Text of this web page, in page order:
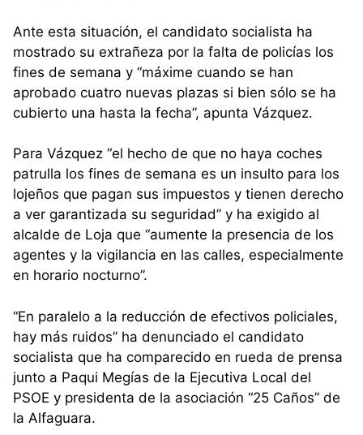
Ante esta situación, el candidato socialista ha
mostrado su extrañeza por la falta de policías los
fines de semana y “máxime cuando se han
aprobado cuatro nuevas plazas si bien sólo se ha
cubierto una hasta la fecha”, apunta Vázquez.
Para Vázquez “el hecho de que no haya coches
patrulla los fines de semana es un insulto para los
lojeños que pagan sus impuestos y tienen derecho
a ver garantizada su seguridad” y ha exigido al
alcalde de Loja que “aumente la presencia de los
agentes y la vigilancia en las calles, especialmente
en horario nocturno”.
“En paralelo a la reducción de efectivos policiales,
hay más ruidos” ha denunciado el candidato
socialista que ha comparecido en rueda de prensa
junto a Paqui Megías de la Ejecutiva Local del
PSOE y presidenta de la asociación “25 Caños” de
la Alfaguara.